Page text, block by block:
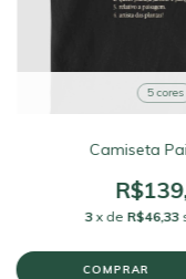
5 cores
Camiseta
3 x de R$46,33
COMPRAR